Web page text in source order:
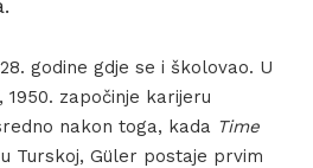
godine gdje se i školovao. U
, 1950. započinje karijeru
nakon toga, kada Time
Turskoj, Güler postaje prvim